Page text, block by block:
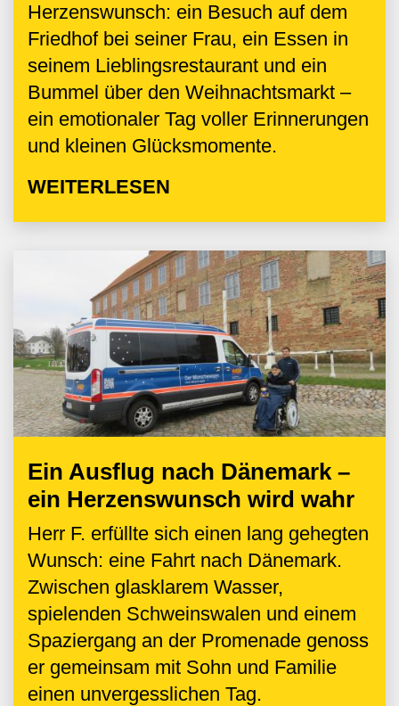
Herzenswunsch: ein Besuch auf dem
Friedhof bei seiner Frau, ein Essen in
seinem Lieblingsrestaurant und ein
Bummel über den Weihnachtsmarkt –
ein emotionaler Tag voller Erinnerungen
und kleinen Glücksmomente.
WEITERLESEN
Ein Ausflug nach Dänemark –
ein Herzenswunsch wird wahr
Herr F. erfüllte sich einen lang gehegten
Wunsch: eine Fahrt nach Dänemark.
Zwischen glasklarem Wasser,
spielenden Schweinswalen und einem
Spaziergang an der Promenade genoss
er gemeinsam mit Sohn und Familie
einen unvergesslichen Tag.